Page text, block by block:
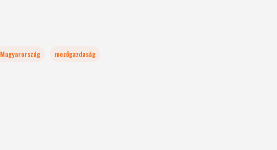
Magyarország
mezőgazdaság